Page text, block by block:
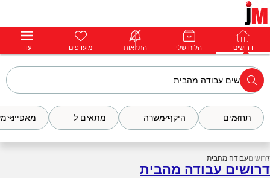
דרושים פרופילים הודעות פרימיום דרושים הלוח שלי התראות מועדפים עוד
תחומים היקף משרה מתאים ל מאפייני
דרושיםעבודה מהבית
דרושים עבודה מהבית